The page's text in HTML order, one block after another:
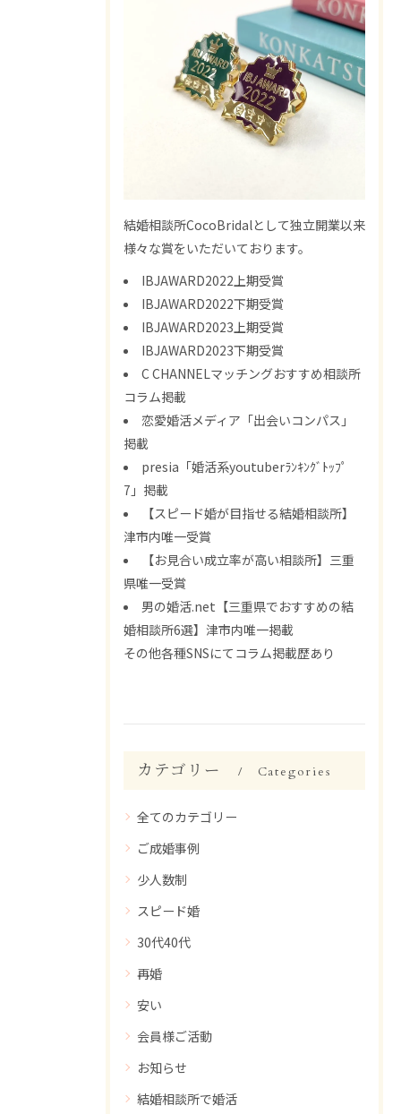
結婚相談所CocoBridalとして独立開業以来
様々な賞をいただいております。
IBJAWARD2022上期受賞
IBJAWARD2022下期受賞
IBJAWARD2023上期受賞
IBJAWARD2023下期受賞
C CHANNELマッチングおすすめ相談所
コラム掲載
恋愛婚活メディア「出会いコンパス」
掲載
presia「婚活系youtuberﾗﾝｷﾝｸﾞﾄｯﾌﾟ
7」掲載
【スピード婚が目指せる結婚相談所】
津市内唯一受賞
【お見合い成立率が高い相談所】三重
県唯一受賞
男の婚活.net【三重県でおすすめの結
婚相談所6選】津市内唯一掲載
その他各種SNSにてコラム掲載歴あり
カテゴリー Categories
全てのカテゴリー
ご成婚事例
少人数制
スピード婚
30代40代
再婚
安い
会員様ご活動
お知らせ
結婚相談所で婚活